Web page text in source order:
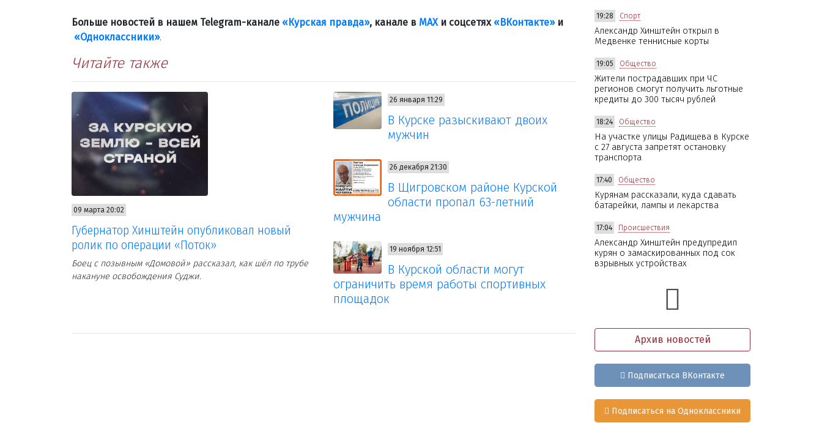
Больше новостей в нашем Telegram-канале «Курская правда», канале в МАХи соцсетях «ВКонтакте»и
«Одноклассники».
Читайте также
09 марта 20:02
Губернатор Хинштейн опубликовал новый
ролик по операции «Поток»
Боец с позывным «Домовой» рассказал, как шёл по трубе
накануне освобождения Суджи.
26 января 11:29
В Курске разыскивают двоих
мужчин
26 декабря 21:30
В Щигровском районе Курской
области пропал 63-летний
мужчина
19 ноября 12:51
В Курской области могут
ограничить время работы спортивных
площадок
19:28 Спорт
Александр Хинштейн открыл в
Медвенке теннисные корты
19:05 Общество
Жители пострадавших при ЧС
регионов смогут получить льготные
кредиты до 300 тысяч рублей
18:24 Общество
На участке улицы Радищева в Курске
с 27 августа запретят остановку
транспорта
17:40 Общество
Курянам рассказали, куда сдавать
батарейки, лампы и лекарства
17:04 Происшествия
Александр Хинштейн предупредил
курян о замаскированных под сок
взрывных устройствах
Архив новостей
Подписаться ВКонтакте
Подписаться на Одноклассники